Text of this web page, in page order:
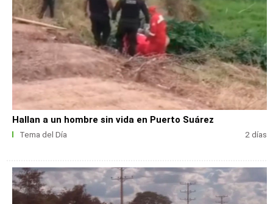
Hallan a un hombre sin vida en Puerto Suárez
Tema del Día 2 días